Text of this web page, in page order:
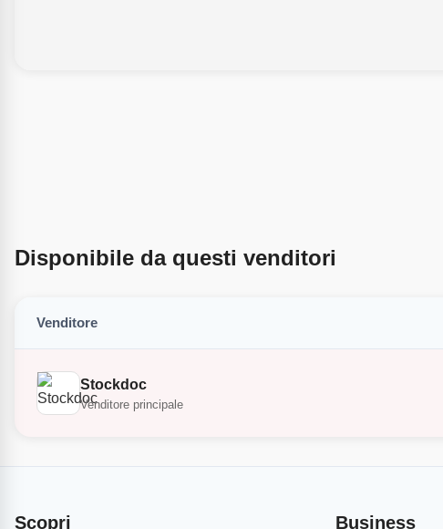
Disponibile da questi venditori
Venditore
Stockdoc
Venditore principale
Scopri Business